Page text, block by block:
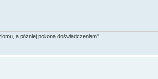
a później pokona doświadczeniem".